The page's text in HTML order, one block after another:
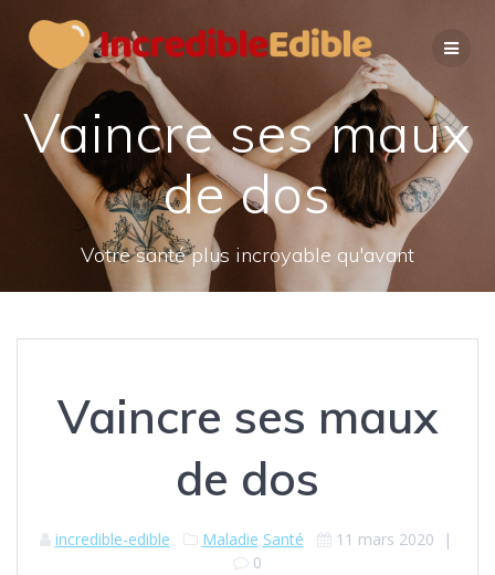
au
contenu
Vaincre ses maux
de dos
Votre santé plus incroyable qu'avant
Vaincre ses maux
de dos
incredible-edible Maladie Santé 11 mars 2020 |
0